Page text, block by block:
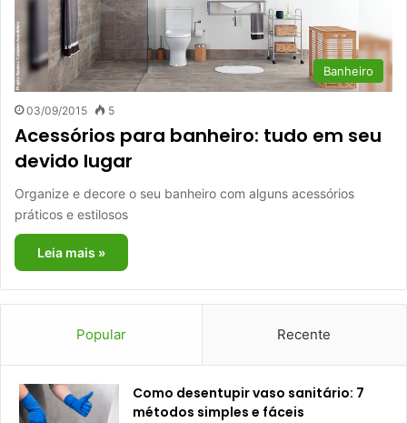
Banheiro
03/09/2015 5
Acessórios para banheiro: tudo em seu
devido lugar
Organize e decore o seu banheiro com alguns acessórios
práticos e estilosos
Leia mais »
Popular Recente
Como desentupir vaso sanitário: 7
métodos simples e fáceis